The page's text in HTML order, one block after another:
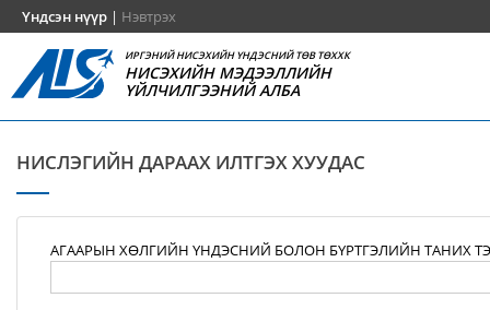
Үндсэн нүүр | Нэвтрэх
ИРГЭНИЙ НИСЭХИЙН ҮНДЭСНИЙ ТӨВ ТӨХХК
НИСЭХИЙН МЭДЭЭЛЛИЙН
ҮЙЛЧИЛГЭЭНИЙ АЛБА
НИСЛЭГИЙН ДАРААХ ИЛТГЭХ ХУУДАС
АГААРЫН ХӨЛГИЙН ҮНДЭСНИЙ БОЛОН БҮРТГЭЛИЙН ТАНИХ